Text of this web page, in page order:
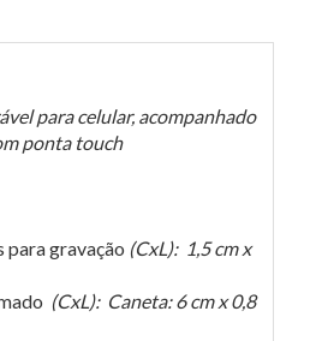
para celular, acompanhado
ponta touch
para gravação (CxL): 1,5 cm x
(CxL): Caneta: 6 cm x 0,8